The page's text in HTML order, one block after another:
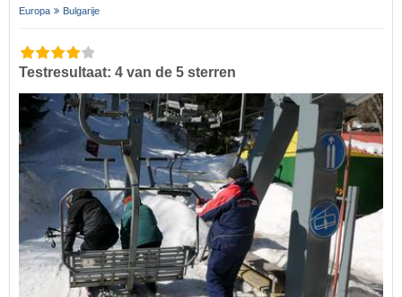
Europa Bulgarije
Testresultaat: 4 van de 5 sterren